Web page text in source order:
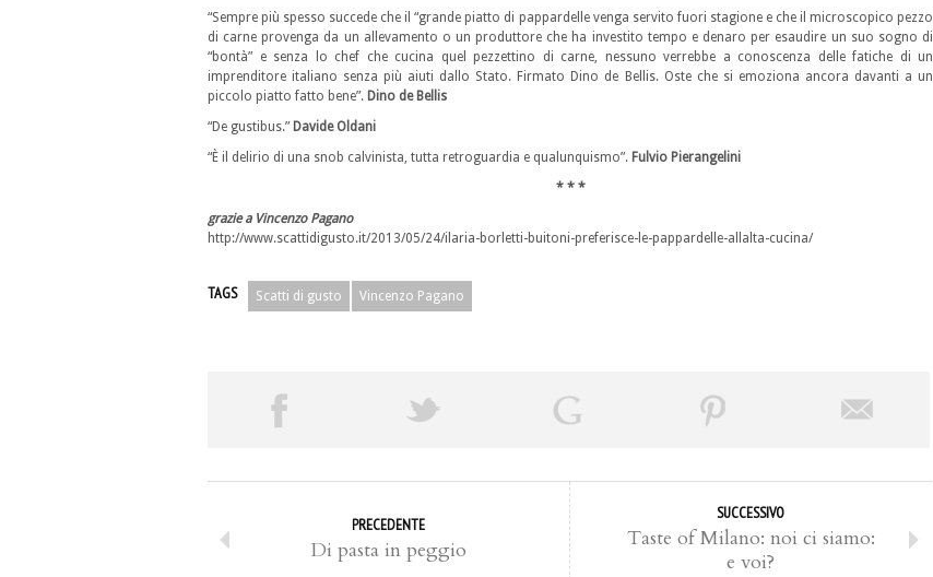
“Sempre più spesso succede che il “grande piatto di pappardelle venga servito fuori stagione e che il microscopico pezzo
di carne provenga da un allevamento o un produttore che ha investito tempo e denaro per esaudire un suo sogno di
“bontà” e senza lo chef che cucina quel pezzettino di carne, nessuno verrebbe a conoscenza delle fatiche di un
imprenditore italiano senza più aiuti dallo Stato. Firmato Dino de Bellis. Oste che si emoziona ancora davanti a un
piccolo piatto fatto bene”. Dino de Bellis
“De gustibus.” Davide Oldani
“È il delirio di una snob calvinista, tutta retroguardia e qualunquismo”. Fulvio Pierangelini
* * *
grazie a Vincenzo Pagano
http://www.scattidigusto.it/2013/05/24/ilaria-borletti-buitoni-preferisce-le-pappardelle-allalta-cucina/
TAGS Scatti di gusto Vincenzo Pagano
PRECEDENTE
Di pasta in peggio
SUCCESSIVO
Taste of Milano: noi ci siamo:
e voi?